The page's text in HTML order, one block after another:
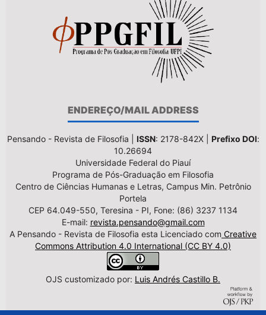
ENDEREÇO/MAIL ADDRESS
Pensando - Revista de Filosofia | ISSN: 2178-842X | Prefixo DOI:
10.26694
Universidade Federal do Piauí
Programa de Pós-Graduação em Filosofia
Centro de Ciências Humanas e Letras, Campus Min. Petrônio
Portela
CEP 64.049-550, Teresina - PI, Fone: (86) 3237 1134
E-mail: revista.pensando@gmail.com
A Pensando - Revista de Filosofia esta Licenciado com Creative
Commons Attribution 4.0 International (CC BY 4.0)
OJS customizado por: Luis Andrés Castillo B.